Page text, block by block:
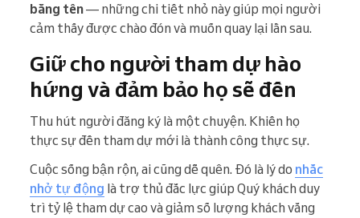
bằng tên— những chi tiết nhỏ này giúp mọi người
cảm thấy được chào đón và muốn quay lại lần sau.
Giữ cho người tham dự hào
hứng và đảm bảo họ sẽ đến
Thu hút người đăng ký là một chuyện. Khiến họ
thực sự đến tham dự mới là thành công thực sự.
Cuộc sống bận rộn, ai cũng dễ quên. Đó là lý do nhắc
nhở tự động là trợ thủ đắc lực giúp Quý khách duy
trì tỷ lệ tham dự cao và giảm số lượng khách vắng